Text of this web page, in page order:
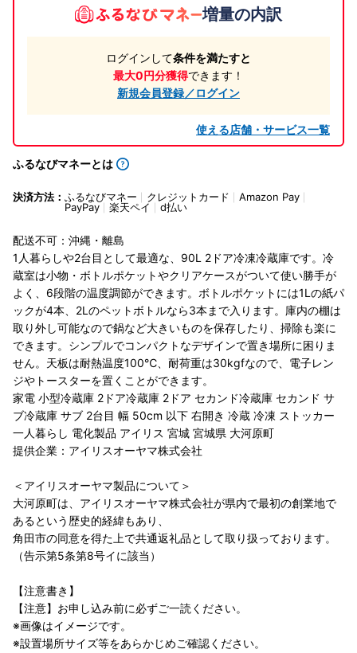
増量の内訳
ログインして条件を満たすと
最大0円分獲得できます！
新規会員登録／ログイン
使える店舗・サービス一覧
ふるなびマネーとは
決済方法： ふるなびマネー クレジットカード
Amazon Pay
PayPay
楽天ペイ d払い
配送不可：沖縄・離島
1人暮らしや2台目として最適な、90L 2ドア冷凍冷蔵庫です。冷
蔵室は小物・ボトルポケットやクリアケースがついて使い勝手が
よく、6段階の温度調節ができます。ボトルポケットには1Lの紙パ
ックが4本、2Lのペットボトルなら3本まで入ります。庫内の棚は
取り外し可能なので鍋など大きいものを保存したり、掃除も楽に
できます。シンプルでコンパクトなデザインで置き場所に困りま
せん。天板は耐熱温度100℃、耐荷重は30kgfなので、電子レン
ジやトースターを置くことができます。
家電 小型冷蔵庫 2ドア冷蔵庫 2ドア セカンド冷蔵庫 セカンド サ
ブ冷蔵庫 サブ 2台目 幅 50cm 以下 右開き 冷蔵 冷凍 ストッカー
一人暮らし 電化製品 アイリス 宮城 宮城県 大河原町
提供企業：アイリスオーヤマ株式会社
＜アイリスオーヤマ製品について＞
大河原町は、アイリスオーヤマ株式会社が県内で最初の創業地で
あるという歴史的経緯もあり、
角田市の同意を得た上で共通返礼品として取り扱っております。
（告示第5条第8号イに該当）
【注意書き】
【注意】お申し込み前に必ずご一読ください。
※画像はイメージです。
※設置場所サイズ等をあらかじめご確認ください。